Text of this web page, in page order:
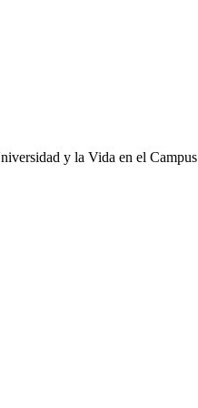
y la Vida en el Campus